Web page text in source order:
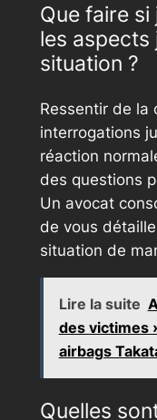
Que faire
les aspects
situation ?
Ressentir de la
interrogations
réaction
des questions
Un avocat
de vous
situation de
Lire la suite
des victimes
airbags
Quelles